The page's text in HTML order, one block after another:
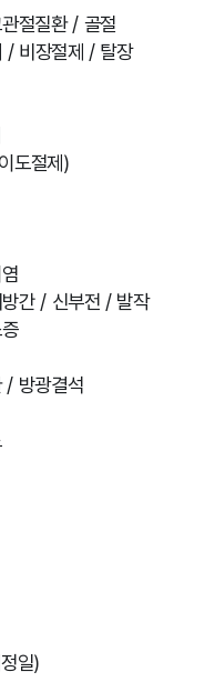
절질환 / 골절
/ 비장절제 / 탈장
도절제)
간 / 신부전 / 발작
/ 방광결석
일)